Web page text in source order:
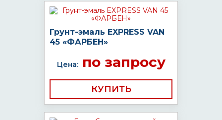
Грунт-эмаль EXPRESS VAN
45 «ФАРБЕН»
Цена:по запросу
КУПИТЬ